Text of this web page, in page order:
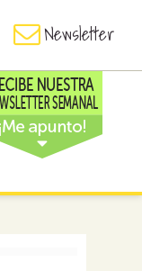
Newsletter